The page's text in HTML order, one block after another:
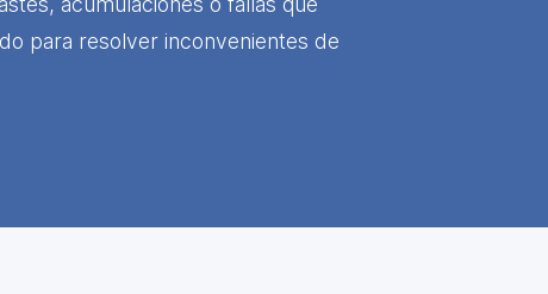
para resolver inconvenientes de